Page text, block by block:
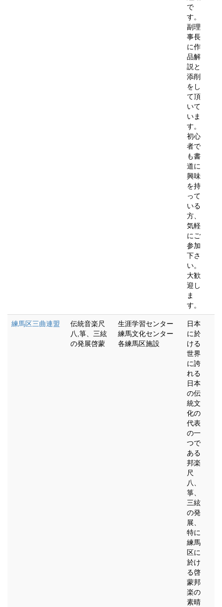
で
す。
副理
事長
に作
品解
説と
添削
をし
て頂
いて
いま
す。
初心
者で
も書
道に
興味
を持
って
いる
方、
気軽
にご
参加
下さ
い。
大歓
迎し
ま
す。
練馬区三曲連盟
伝統音楽尺
八,箏、三絃
の発展啓蒙
生涯学習センター
練馬文化センター
各練馬区施設
日本
に於
ける
世界
に誇
れる
日本
の伝
統文
化の
代表
の一
つで
ある
邦楽
尺
八、
箏、
三絃
の発
展、
特に
練馬
区に
於け
る啓
蒙邦
楽の
素晴